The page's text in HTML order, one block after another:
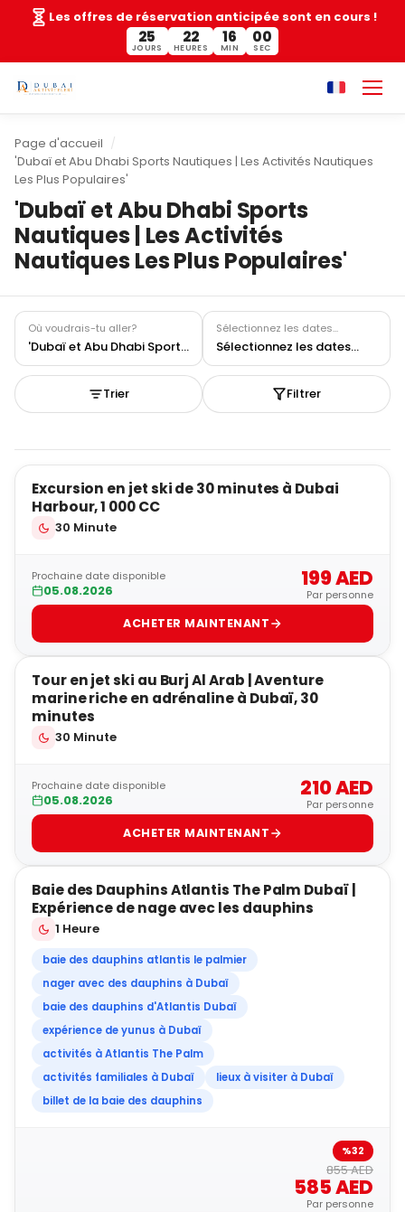
Les offres de réservation anticipée sont en cours !
25
JOURS
22
HEURES
16
MIN
00
SEC
Page d'accueil
'Dubaï et Abu Dhabi Sports Nautiques | Les Activités Nautiques
Les Plus Populaires'
'Dubaï et Abu Dhabi Sports
Nautiques | Les Activités
Nautiques Les Plus Populaires'
Où voudrais-tu aller?
'Dubaï et Abu Dhabi Sports Nautiques | Les Activités Nautiques Les Plus Populaires'
Sélectionnez les dates...
Sélectionnez les dates...
Trier Filtrer
5
POPULAIRE
Excursion en jet ski de 30 minutes à Dubai
Harbour, 1 000 CC
30 Minute
Prochaine date disponible
05.08.2026 199 AED
Par personne
ACHETER MAINTENANT
5
BEST-SELLER
Tour en jet ski au Burj Al Arab | Aventure
marine riche en adrénaline à Dubaï, 30
minutes
30 Minute
Prochaine date disponible
05.08.2026 210 AED
Par personne
ACHETER MAINTENANT
5
BEST-SELLER
Baie des Dauphins Atlantis The Palm Dubaï |
Expérience de nage avec les dauphins
1 Heure
baie des dauphins atlantis le palmier
nager avec des dauphins à Dubaï
baie des dauphins d'Atlantis Dubaï
expérience de yunus à Dubaï
activités à Atlantis The Palm
activités familiales à Dubaï
lieux à visiter à Dubaï
billet de la baie des dauphins
%32
855 AED
585 AED
Par personne